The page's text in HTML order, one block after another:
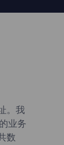
。我
业务
数